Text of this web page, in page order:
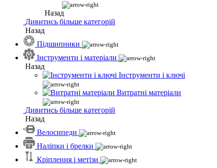
Назад
Дивитись більше категорій
Назад
Підшипники
Інструменти і матеріали
Назад
Інструменти і ключі
Витратні матеріали
Дивитись більше категорій
Назад
Велосипеди
Наліпки і брелки
Кріплення і метізи